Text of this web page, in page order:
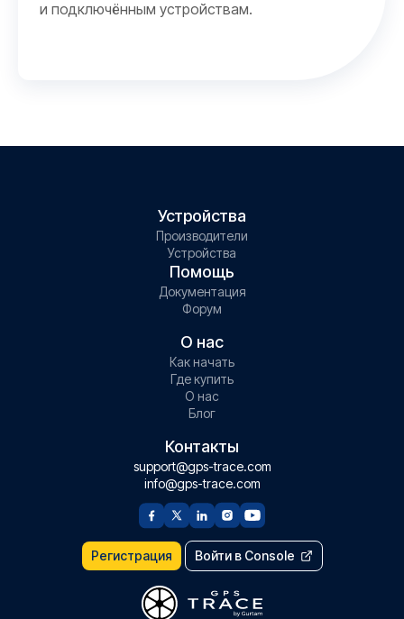
и подключённым устройствам.
Устройства
Производители
Устройства
Помощь
Документация
Форум
О нас
Как начать
Где купить
О нас
Блог
Контакты
support@gps-trace.com
info@gps-trace.com
Регистрация Войти в Console